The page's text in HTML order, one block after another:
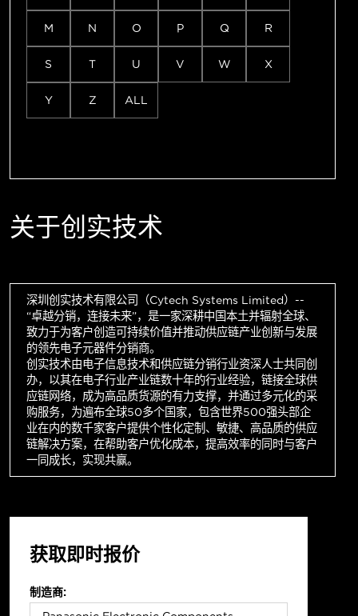
M N O P Q R
S T U V W X
Y Z ALL
关于创实技术
深圳创实技术有限公司（Cytech Systems Limited）--
“卓越分销，连接未来”，是一家深耕中国本土并辐射全球、
致力于为客户创造可持续价值并推动供应链产业创新与发展
的领先电子元器件分销商。
创实技术由电子信息技术和供应链分销行业资深人士共同创
办，以其在电子行业产业链数十年的行业经验，链接全球供
应链网络，成为高品质货源的有力支撑，并通过多元化的采
购服务，为遍布全球50多个国家，包含世界500强头部企
业在内的数千家客户提供个性化定制、敏捷、高品质的供应
链解决方案，在帮助客户优化成本，提高效率的同时与客户
一同成长，实现共赢。
获取即时报价
制造商: